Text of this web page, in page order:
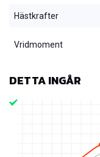
Hästkrafter
Vridmoment
DETTA INGÅR